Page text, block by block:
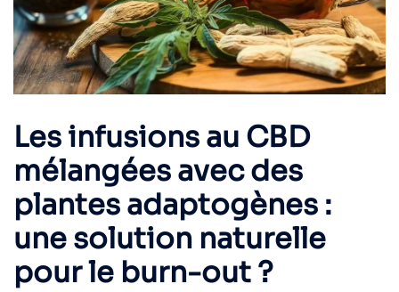
Les infusions au CBD
mélangées avec des
plantes adaptogènes :
une solution naturelle
pour le burn-out ?